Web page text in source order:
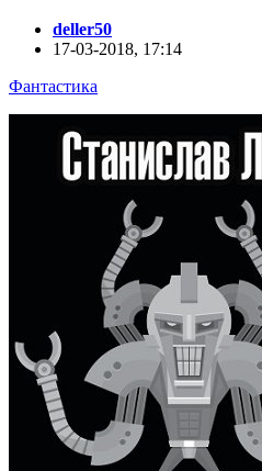
deller50
17-03-2018, 17:14
Фантастика